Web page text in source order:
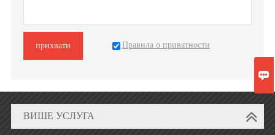
прихвати Правила о приватности
ВИШЕ УСЛУГА
